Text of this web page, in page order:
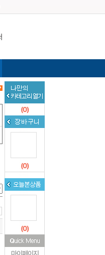
(0)
(0)
(0)